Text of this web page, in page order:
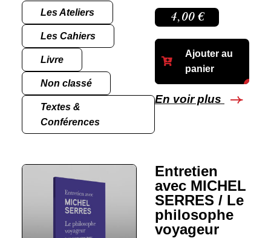
Les Ateliers
Les Cahiers
Livre
Non classé
Textes &
Conférences
4,00 €
Ajouter au
panier
En voir plus
Entretien
avec MICHEL
SERRES / Le
philosophe
voyageur